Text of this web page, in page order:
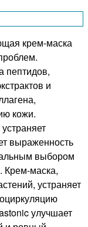
крем-маска
пептидов,
и
кожи.
выраженность
выбором
Крем-маска,
устраняет
улучшает